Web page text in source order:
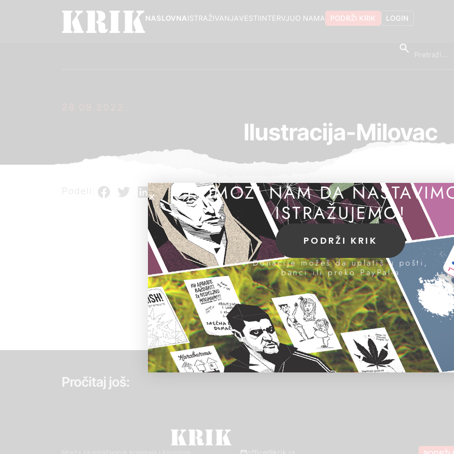
LOGIN
PODRŽI KRIK
O NAMA
INTERVJU
VESTI
ISTRAŽIVANJA
NASLOVNA
28.09.2022.
Ilustracija-Milovac
Podeli:
Pročitaj još:
Mreža za istraživanje kriminala i korupcije office@krik.rs
POMOZI NAM DA
ISTRAŽUJEMO!
PODRŽI KRIK
Donacije možeš da uplatiš u pošti,
banci ili preko PayPal-a